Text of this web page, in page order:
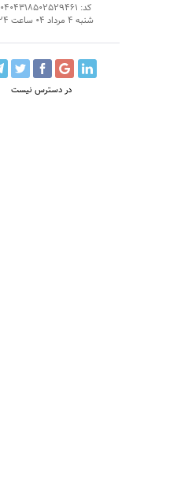
کد: 140404318502529461
شنبه 4 مرداد 04 ساعت 11:24
در دسترس نیست